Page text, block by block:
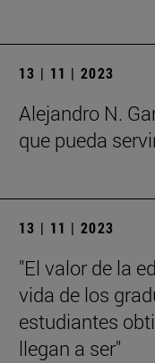
13 | 11 | 2023
Alejandro N.
que pueda
13 | 11 | 2023
"El valor de la
vida de los
estudiantes
llegan a ser"